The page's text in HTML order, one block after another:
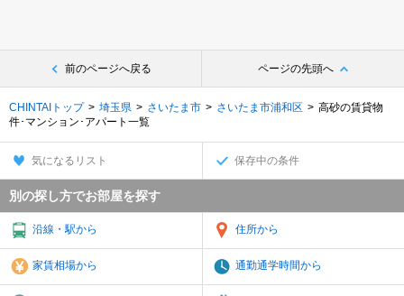
前のページへ戻る ページの先頭へ
CHINTAIトップ 埼玉県 さいたま市 さいたま市浦和区
高砂の賃貸物
件･マンション･アパート一覧
気になるリスト 保存中の条件
別の探し方でお部屋を探す
沿線・駅から 住所から
家賃相場から 通勤通学時間から